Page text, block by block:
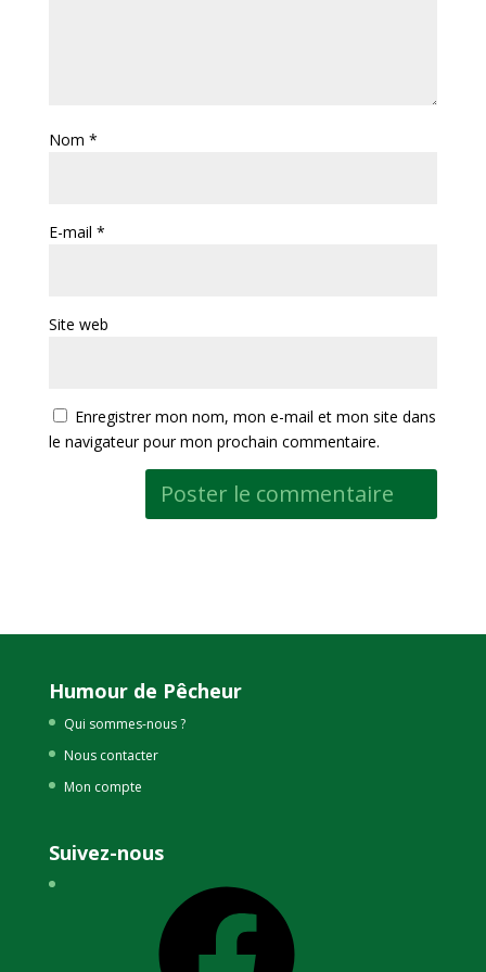
Nom *
E-mail *
Site web
Enregistrer mon nom, mon e-mail et mon site dans
le navigateur pour mon prochain commentaire.
Humour de Pêcheur
Qui sommes-nous ?
Nous contacter
Mon compte
Suivez-nous